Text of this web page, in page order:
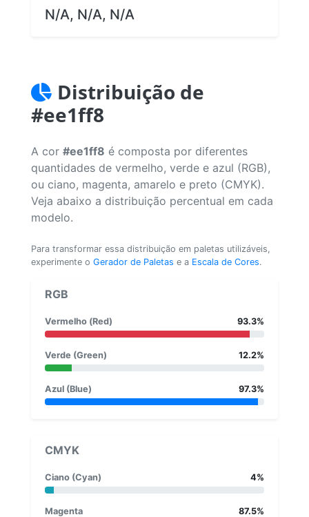
N/A, N/A, N/A
Distribuição de
#ee1ff8
A cor #ee1ff8 é composta por diferentes
quantidades de vermelho, verde e azul (RGB),
ou ciano, magenta, amarelo e preto (CMYK).
Veja abaixo a distribuição percentual em cada
modelo.
Para transformar essa distribuição em paletas utilizáveis,
experimente o Gerador de Paletas e a Escala de Cores.
RGB
Vermelho (Red) 93.3%
Verde (Green) 12.2%
Azul (Blue) 97.3%
CMYK
Ciano (Cyan) 4%
Magenta 87.5%